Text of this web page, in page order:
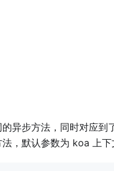
异步方法，同时对应
，默认参数为 koa 上下